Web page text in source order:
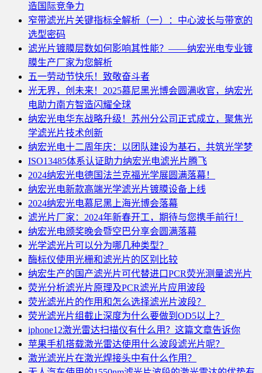
造国际竞争力
窄带滤光片关键指标全解析（一）：中心波长与带宽的
选型密码
滤光片镀膜层数如何影响其性能？——纳宏光电专业镀
膜生产厂家为您解析
五一劳动节快乐！致敬奋斗者
光无界，创未来！2025慕尼黑光博会圆满收官，纳宏光
电助力南方智造闪耀全球
纳宏光电华东战略升级！苏州分公司正式成立，聚焦光
学滤光片技术创新
纳宏光电十二周年庆：以团队建设为基石，共筑光学梦
ISO13485体系认证助力纳宏光电滤光片腾飞
2024纳宏光电德国法兰克福光学展圆满落幕！
纳宏光电新款高端光学滤光片镀膜设备上线
2024纳宏光电慕尼黑上海光博会落幕
滤光片厂家：2024年新春开工，期待与您携手前行！
纳宏光电颁奖晚会暨空巴分享会圆满落幕
光学滤光片可以分为哪几种类型？
酶标仪使用光栅和滤光片的区别比较
纳宏生产的国产滤光片可代替进口PCR荧光测量滤光片
荧光分析滤光片原理及PCR滤光片应用波段
荧光滤光片的作用和怎么选择滤光片波段？
荧光滤光片组截止深度为什么要做到OD5以上？
iphone12激光雷达扫描仪有什么用？这篇文章告诉你
苹果手机搭载激光雷达使用什么波段滤光片呢？
激光滤光片在激光焊接头中有什么作用？